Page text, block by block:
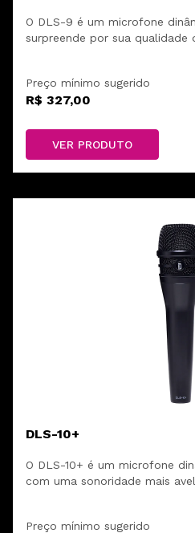
O DLS-9 é um microfone
surpreende por sua qualidade
Preço mínimo sugerido
R$ 327,00
VER PRODUTO
DLS-10+
O DLS-10+ é um microfone
com uma sonoridade mais
Preço mínimo sugerido